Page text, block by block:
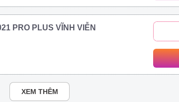
PRO PLUS VĨNH VIỄN
XEM THÊM